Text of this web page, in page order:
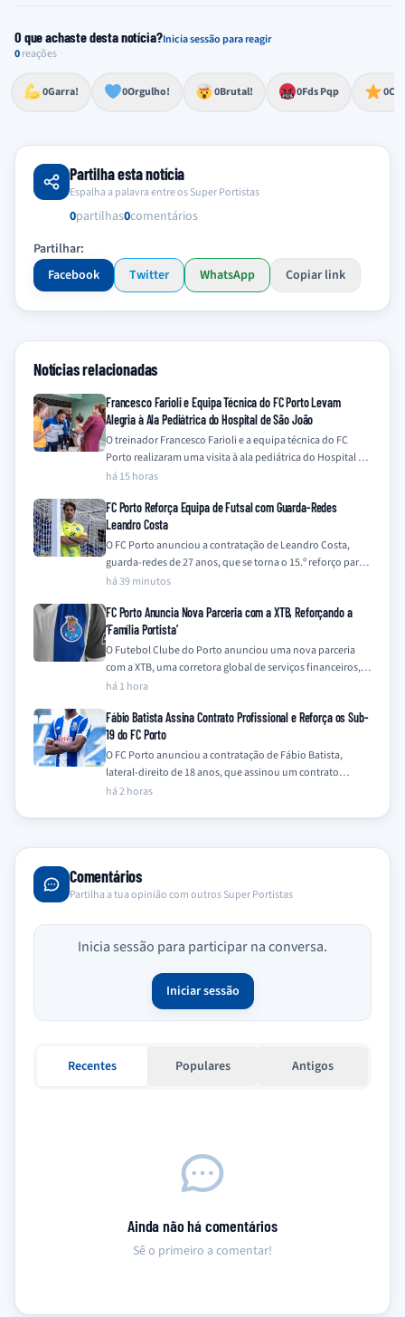
O que achaste desta notícia?Inicia sessão para reagir
0reações
0Garra!
Esforço, determinação, aprovação forte
0Orgulho!
Lealdade, amor clubístico, sentimento profundo
0Brutal!
Impressionante, chocante, de grande impacto 0Fds Pqp
Reação de desespero, raiva, frustração ou espanto extremo 0
Excelência, destaque, o melhor
Partilha esta notícia
Espalha a palavra entre os Super Portistas
0partilhas0comentários
Partilhar:
Facebook
Twitter WhatsApp Copiar link
Notícias relacionadas
Francesco Farioli e Equipa Técnica do FC Porto Levam
Alegria à Ala Pediátrica do Hospital de São João
O treinador Francesco Farioli e a equipa técnica do FC
Porto realizaram uma visita à ala pediátrica do Hospital de
São João,…
há 15 horas
FC Porto Reforça Equipa de Futsal com Guarda-Redes
Leandro Costa
O FC Porto anunciou a contratação de Leandro Costa,
guarda-redes de 27 anos, que se torna o 15.º reforço para a
equipa…
há 39 minutos
FC Porto Anuncia Nova Parceria com a XTB, Reforçando a
‘Família Portista’
O Futebol Clube do Porto anunciou uma nova parceria
com a XTB, uma corretora global de serviços financeiros,
integrando a empresa na…
há 1 hora
Fábio Batista Assina Contrato Profissional e Reforça os Sub-
19 do FC Porto
O FC Porto anunciou a contratação de Fábio Batista,
lateral-direito de 18 anos, que assinou um contrato
profissional com o clube e…
há 2 horas
Comentários
Partilha a tua opinião com outros Super Portistas
Inicia sessão para participar na conversa.
Iniciar sessão
Recentes Populares Antigos
Ainda não há comentários
Sê o primeiro a comentar!